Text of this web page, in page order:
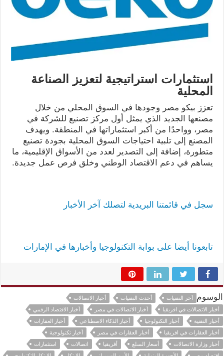
استثمارات استراتيجية لتعزيز الصناعة
المحلية
تعزز بيكو مصر وجودها في السوق المحلي من خلال
مصنعها الجديد الذي يمثل أول مركز تصنيع للشركة في
مصر، وواحدًا من أكبر استثماراتها في المنطقة. ويهدف
المصنع إلى تلبية احتياجات السوق المحلية بجودة تصنيع
متطورة، إضافة إلى التصدير لعدد من الأسواق الإقليمية، ما
يساهم في دعم الاقتصاد الوطني وخلق فرص عمل جديدة.
سجل في قائمتنا البريدية لتصلك آخر الأخبار
تابعونا أيضا على بوابة التكنولوجيا وأخبارها في الإمارات
الوسوم آخر التقنيات أحدث التقنيات
أخبار الاتصالات
أخبار الاتصالات في افريقيا
أخبار الاتصالات في مصر
أخبار الاقتصاد الرقمي
أخبار التقنية
أخبار التكنولوجيا أخبار الذكاء الاصطناعي
أخبار العقارات
أخبار العقارات في افريقيا
أخبار العقارات في مصر
أخبار تكنولوجية
أخبار وزارة الاتصالات
أسعار السلع أفريقيا اتصالات
استثمارات